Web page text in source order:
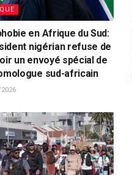
en Afrique du Sud:
nigérian refuse de
un envoyé spécial de
sud-africain